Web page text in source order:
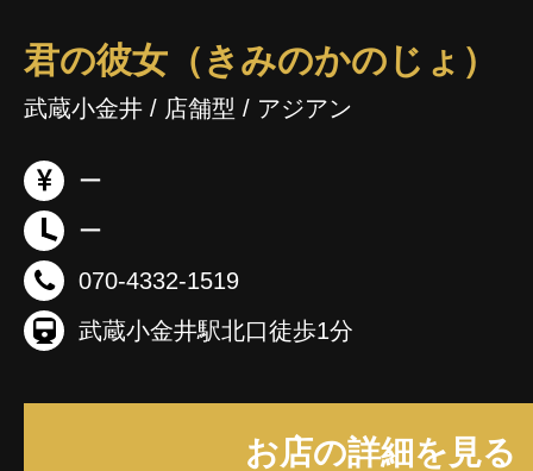
君の彼女（きみのかのじょ）
武蔵小金井 / 店舗型 / アジアン
ー
ー
070-4332-1519
武蔵小金井駅北口徒歩1分
お店の詳細を見る